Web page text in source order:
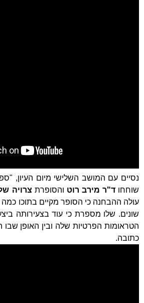
נסיים עם המושב השלישי מיום העיון,
שוחחו ד"ר מירב רוט והסופרת צרויה
עולה ההבחנה כי הסופר מקיים בתוכו כמה
שונים. שלו מספרת כי עוד בצעירותה
הטראומות הפרטיות שלה ובין האופן שבו
כתובה.